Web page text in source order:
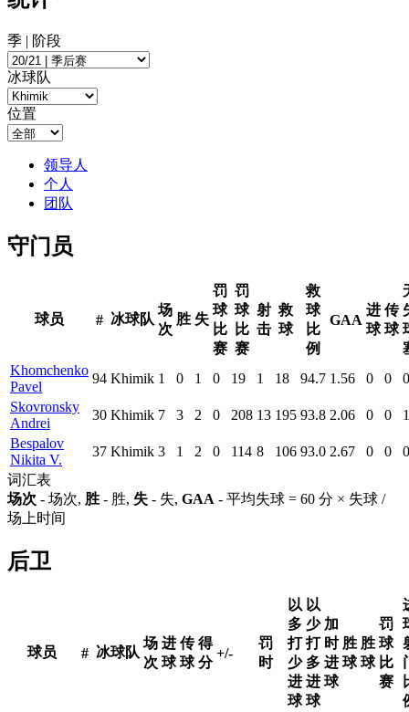
季 | 阶段
冰球队
位置
领导人
个人
团队
守门员
球员 # 冰球队
场
次
胜 失
罚
球
比
赛
罚
球
比
赛
射
击
救
球
救
球
比
例
GAA
进
球
传
球
Khomchenko
Pavel
94 Khimik 1 0 1 0 19 1 18 94.7 1.56 0 0
0
Skovronsky
Andrei
30 Khimik 7 3 2 0 208 13 195 93.8 2.06 0 0
1
Bespalov
Nikita V.
37 Khimik 3 1 2 0 114 8 106 93.0 2.67 0 0
0
词汇表
场次 - 场次, 胜 - 胜, 失 - 失, GAA - 平均失球 = 60 分 × 失球 /
场上时间
后卫
球员 # 冰球队
场
次
进
球
传
球
得
分
+/-
罚
时
以
多
打
少
进
球
以
少
打
多
进
球
加
时
进
球
胜
球
胜
球
罚
球
比
赛